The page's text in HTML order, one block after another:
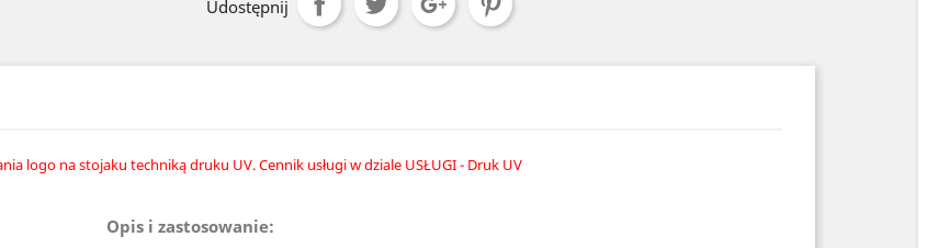
Udostępnij
logo na stojaku techniką druku UV. Cennik usługi w dziale USŁUGI - Druk UV
Opis i zastosowanie: